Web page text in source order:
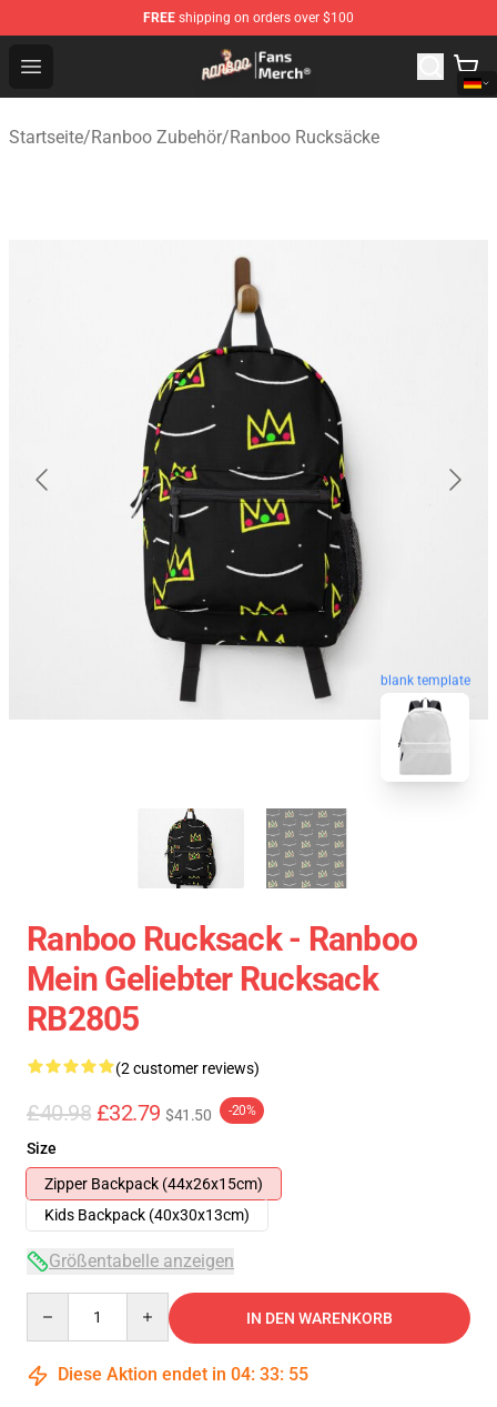
FREE shipping on orders over $100
Open menu
Ranboo Store - Official Ranboo Merchandise Shop
Startseite/Ranboo Zubehör/Ranboo Rucksäcke
blank template
Ranboo Rucksack - Ranboo
Mein Geliebter Rucksack
RB2805
(2 customer reviews)
£40.98 £32.79 $41.50 -20%
Size
Zipper Backpack (44x26x15cm)
Kids Backpack (40x30x13cm)
Größentabelle anzeigen
IN DEN WARENKORB
Diese Aktion endet in 04: 33: 54